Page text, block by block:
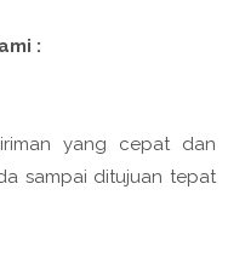
:
yang cepat dan
sampai ditujuan tepat